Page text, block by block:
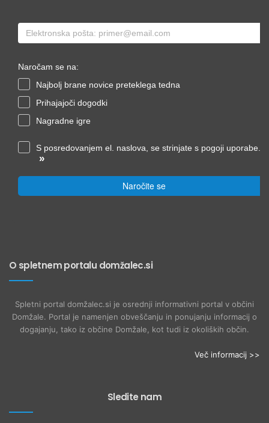
Naročam se na:
Najbolj brane novice preteklega tedna
Prihajajoči dogodki
Nagradne igre
S posredovanjem el. naslova, se strinjate s pogoji uporabe.
»
Naročite se
O spletnem portalu domžalec.si
Spletni portal domžalec.si je osrednji informativni portal v občini
Domžale. Portal je namenjen obveščanju in ponujanju informacij o
dogajanju, tako iz občine Domžale, kot tudi iz okoliških občin.
Več informacij >>
Sledite nam